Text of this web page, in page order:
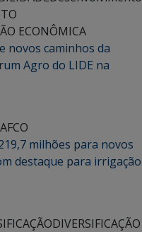
ECONÔMICA
novos caminhos da
Agro do LIDE na
FCO
milhões para novos
destaque para irrigação
DIVERSIFICAÇÃO